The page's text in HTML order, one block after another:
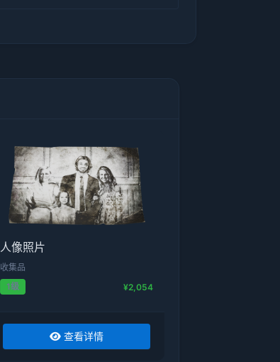
人像照片
收集品
1级
¥2,054
查看详情